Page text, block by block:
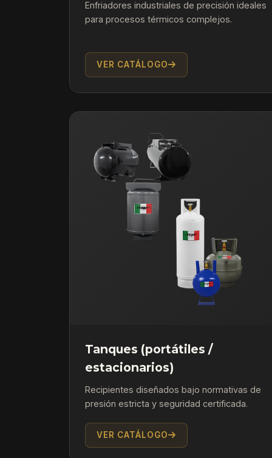
Enfriadores industriales de precisión ideales
para procesos térmicos complejos.
VER CATÁLOGO
Tanques (portátiles /
estacionarios)
Recipientes diseñados bajo normativas de
presión estricta y seguridad certificada.
VER CATÁLOGO